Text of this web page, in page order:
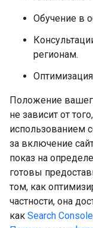
Обучение в
регионам.
Положение
не зависит от
использованием
за включение
показ на
готовы
том, как
частности, она
как Search Console